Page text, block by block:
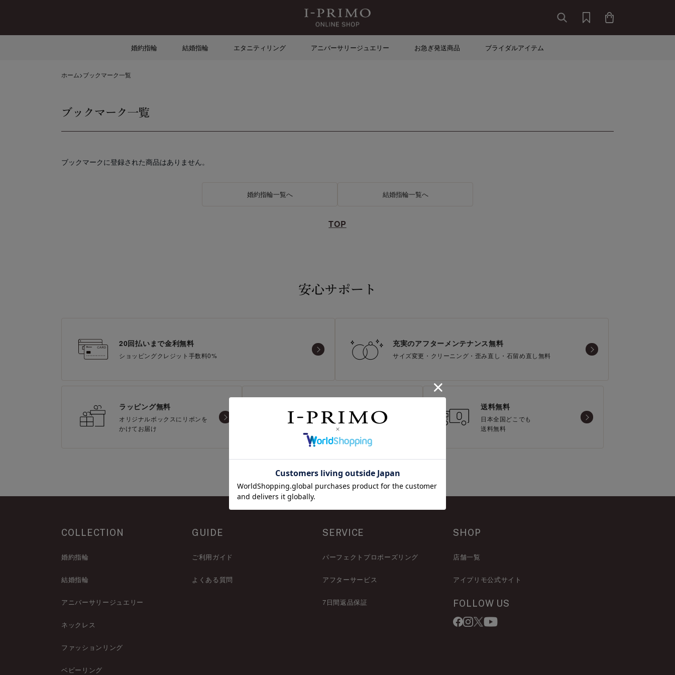
婚約指輪 結婚指輪 エタニティリング アニバーサリージュエリー お急ぎ発送商品 ブライダルアイテム
ホーム>ブックマーク一覧
ブックマーク一覧
ブックマークに登録された商品はありません。
婚約指輪一覧へ 結婚指輪一覧へ
TOP
安心サポート
20回払いまで金利無料
ショッピングクレジット手数料0%
充実のアフターメンテナンス無料
サイズ変更・クリーニング・歪み直し・石留め直し無料
ラッピング無料
オリジナルボックスにリボンを
かけてお届け
返品無料
7日間以内返品可能
送料無料
日本全国どこでも
送料無料
COLLECTION
婚約指輪
結婚指輪
アニバーサリージュエリー
ネックレス
ファッションリング
ベビーリング
GUIDE
ご利用ガイド
よくある質問
SERVICE
パーフェクトプロポーズリング
アフターサービス
7日間返品保証
SHOP
店舗一覧
アイプリモ公式サイト
FOLLOW US